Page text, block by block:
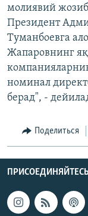
молиявий
Президент
Туманбоевга
Жапаровнинг
номинал
берад", -
Поделиться